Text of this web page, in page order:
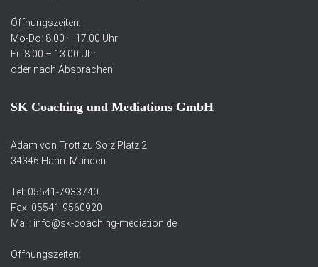
Öffnungszeiten:
Mo-Do: 8.00 – 17.00 Uhr
Fr: 8.00 – 13.00 Uhr
oder nach Absprachen
SK Coaching und Mediations GmbH
Adam von Trott zu Solz Platz 2
34346 Hann. Münden
Tel: 05541-7933740
Fax: 05541-9560920
Mail: info@sk-coaching-mediation.de
Öffnungszeiten: